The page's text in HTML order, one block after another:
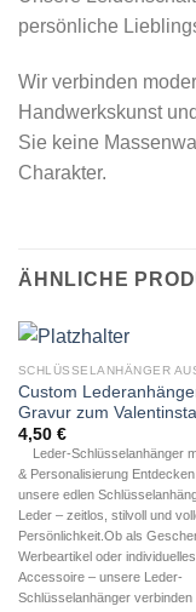
persönliche
Wir verbinden
Handwerkskunst
Sie keine
Charakter.
ÄHNLICHE
SCHLÜSSELANHÄNGER
Custom
Gravur zum
4,50 €
Leder-Schlüsselanhänger
& Personalisierung Entdecken
unsere edlen
Leder – zeitlos, stilvoll und
Persönlichkeit.Ob als
Werbeartikel oder individuelles
Accessoire – unsere Leder-
Schlüsselanhänger verbinden